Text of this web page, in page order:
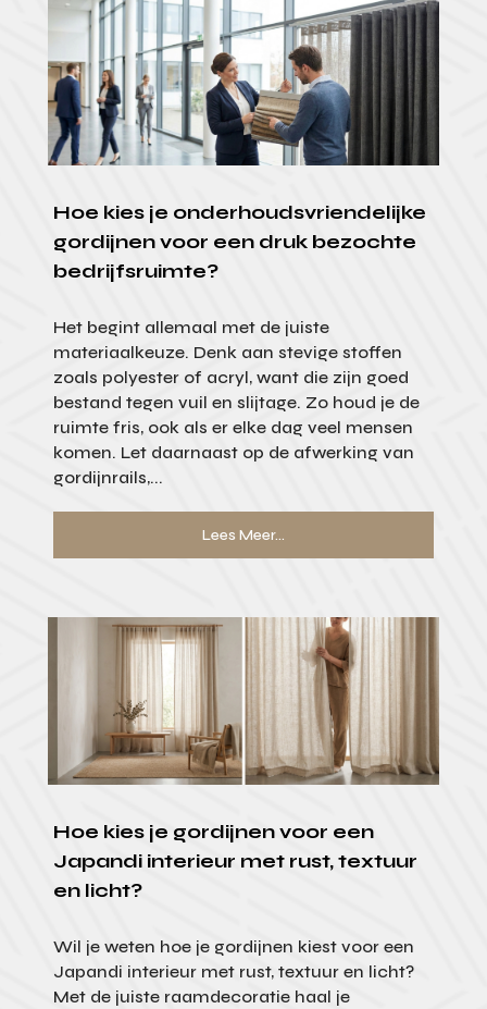
Hoe kies je onderhoudsvriendelijke
gordijnen voor een druk bezochte
bedrijfsruimte?
Het begint allemaal met de juiste
materiaalkeuze. Denk aan stevige stoffen
zoals polyester of acryl, want die zijn goed
bestand tegen vuil en slijtage. Zo houd je de
ruimte fris, ook als er elke dag veel mensen
komen. Let daarnaast op de afwerking van
gordijnrails,...
Lees Meer...
Hoe kies je gordijnen voor een
Japandi interieur met rust, textuur
en licht?
Wil je weten hoe je gordijnen kiest voor een
Japandi interieur met rust, textuur en licht?
Met de juiste raamdecoratie haal je